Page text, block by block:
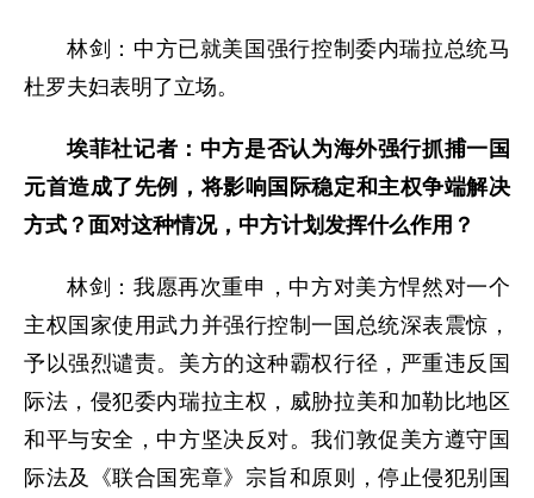
林剑：中方已就美国强行控制委内瑞拉总统马
杜罗夫妇表明了立场。
埃菲社记者：中方是否认为海外强行抓捕一国
元首造成了先例，将影响国际稳定和主权争端解决
方式？面对这种情况，中方计划发挥什么作用？
林剑：我愿再次重申，中方对美方悍然对一个
主权国家使用武力并强行控制一国总统深表震惊，
予以强烈谴责。美方的这种霸权行径，严重违反国
际法，侵犯委内瑞拉主权，威胁拉美和加勒比地区
和平与安全，中方坚决反对。我们敦促美方遵守国
际法及《联合国宪章》宗旨和原则，停止侵犯别国